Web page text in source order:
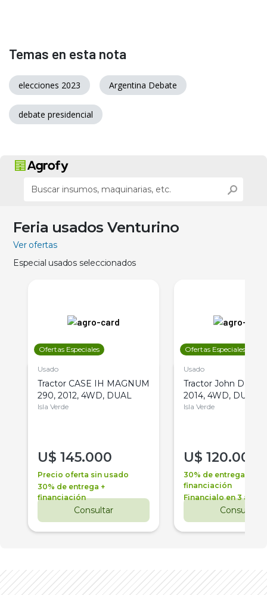
Temas en esta nota
elecciones 2023 Argentina Debate
debate presidencial
Feria usados Venturino
Ver ofertas
Especial usados seleccionados
Ofertas Especiales
Usado
Tractor CASE IH MAGNUM
290, 2012, 4WD, DUAL
Isla Verde
U$ 145.000
Precio oferta sin usado
30% de entrega +
financiación
Consultar
Ofertas Especiales
Usado
Tractor John Deere
2014, 4WD, DUAL
Isla Verde
U$ 120.000
30% de entrega +
financiación
Financialo en 3 años
Consultar